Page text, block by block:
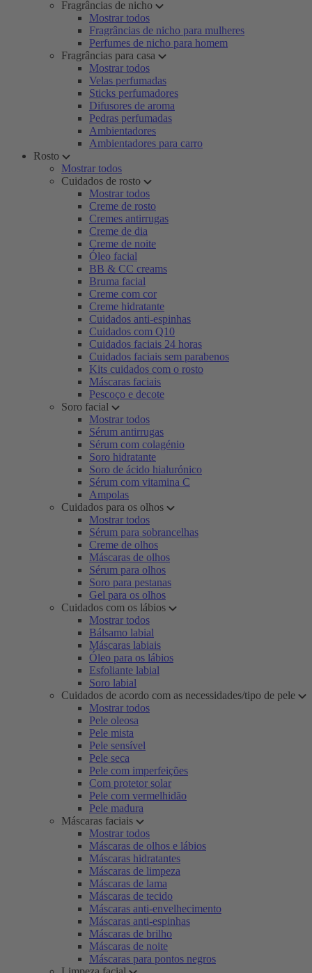
Fragrâncias de nicho
Mostrar todos
Fragrâncias de nicho para mulheres
Perfumes de nicho para homem
Fragrâncias para casa
Mostrar todos
Velas perfumadas
Sticks perfumadores
Difusores de aroma
Pedras perfumadas
Ambientadores
Ambientadores para carro
Rosto
Mostrar todos
Cuidados de rosto
Mostrar todos
Creme de rosto
Cremes antirrugas
Creme de dia
Creme de noite
Óleo facial
BB & CC creams
Bruma facial
Creme com cor
Creme hidratante
Cuidados anti-espinhas
Cuidados com Q10
Cuidados faciais 24 horas
Cuidados faciais sem parabenos
Kits cuidados com o rosto
Máscaras faciais
Pescoço e decote
Soro facial
Mostrar todos
Sérum antirrugas
Sérum com colagénio
Soro hidratante
Soro de ácido hialurónico
Sérum com vitamina C
Ampolas
Cuidados para os olhos
Mostrar todos
Sérum para sobrancelhas
Creme de olhos
Máscaras de olhos
Sérum para olhos
Soro para pestanas
Gel para os olhos
Cuidados com os lábios
Mostrar todos
Bálsamo labial
Máscaras labiais
Óleo para os lábios
Esfoliante labial
Soro labial
Cuidados de acordo com as necessidades/tipo de pele
Mostrar todos
Pele oleosa
Pele mista
Pele sensível
Pele seca
Pele com imperfeições
Com protetor solar
Pele com vermelhidão
Pele madura
Máscaras faciais
Mostrar todos
Máscaras de olhos e lábios
Máscaras hidratantes
Máscaras de limpeza
Máscaras de lama
Máscaras de tecido
Máscaras anti-envelhecimento
Máscaras anti-espinhas
Máscaras de brilho
Máscaras de noite
Máscaras para pontos negros